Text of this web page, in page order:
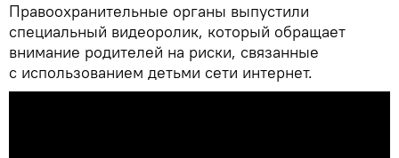
Правоохранительные органы выпустили
специальный видеоролик, который обращает
внимание родителей на риски, связанные
с использованием детьми сети интернет.